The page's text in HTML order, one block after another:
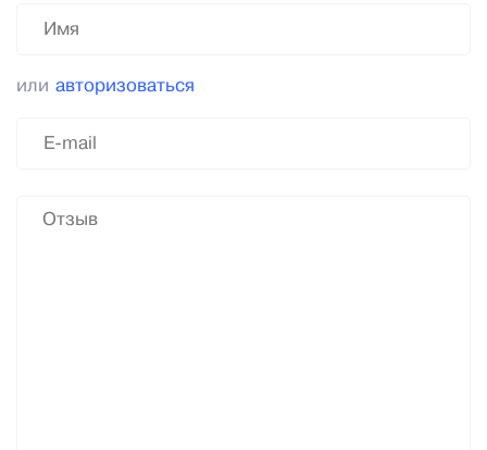
или авторизоваться